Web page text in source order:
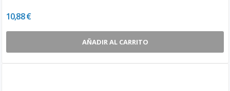
10,88 €
AÑADIR AL CARRITO